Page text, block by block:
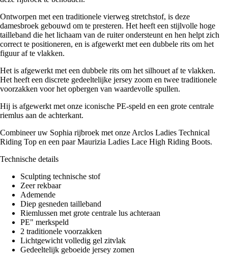
Ontworpen met een traditionele vierweg stretchstof, is deze
damesbroek gebouwd om te presteren. Het heeft een stijlvolle hoge
tailleband die het lichaam van de ruiter ondersteunt en hen helpt zich
correct te positioneren, en is afgewerkt met een dubbele rits om het
figuur af te vlakken.
Het is afgewerkt met een dubbele rits om het silhouet af te vlakken.
Het heeft een discrete gedeeltelijke jersey zoom en twee traditionele
voorzakken voor het opbergen van waardevolle spullen.
Hij is afgewerkt met onze iconische PE-speld en een grote centrale
riemlus aan de achterkant.
Combineer uw Sophia rijbroek met onze Arclos Ladies Technical
Riding Top en een paar Maurizia Ladies Lace High Riding Boots.
Technische details
Sculpting technische stof
Zeer rekbaar
Ademende
Diep gesneden tailleband
Riemlussen met grote centrale lus achteraan
PE" merkspeld
2 traditionele voorzakken
Lichtgewicht volledig gel zitvlak
Gedeeltelijk geboeide jersey zomen